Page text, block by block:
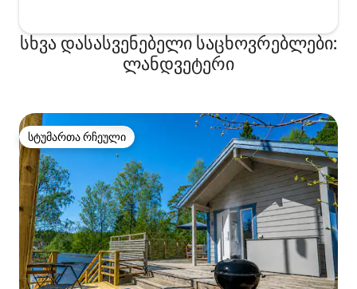
სხვა დასასვენებელი საცხოვრებლები:
ლანდვეტერი
სტუმართა რჩეული
სტუმართა რჩეული